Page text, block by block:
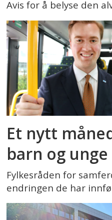
Avis for å belyse den
Et nytt
barn og unge
Fylkesråden for
endringen de har